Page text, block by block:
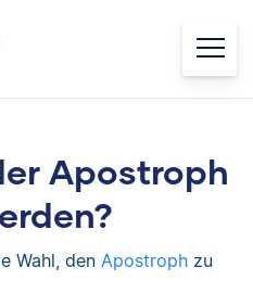
Apostroph
Wahl, den Apostroph zu